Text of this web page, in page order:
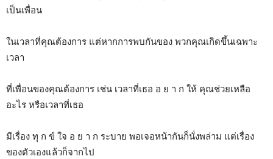
เป็นเพื่อน
ในเวลาที่คุณต้องการ แต่หากการพบกันของ พวกคุณเกิดขึ้นเฉพาะ
เวลา
ที่เพื่อนของคุณต้องการ เช่น เวลาที่เธอ อ ย า ก ให้ คุณช่วยเหลือ
อะไร หรือเวลาที่เธอ
มีเรื่อง ทุ ก ข์ ใจ อ ย า ก ระบาย พอเจอหน้ากันก็นั่งพล่าม แต่เรื่อง
ของตัวเองแล้วก็จากไป